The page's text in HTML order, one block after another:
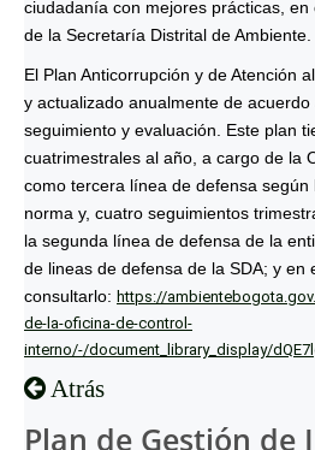
ciudadanía con mejores prácticas,
de la Secretaría Distrital de Ambiente.
El Plan Anticorrupción y de Atención
y actualizado anualmente de
seguimiento y evaluación. Este plan
cuatrimestrales al año, a cargo de la
como tercera línea de defensa según
norma y, cuatro seguimientos
la segunda línea de defensa de la
de lineas de defensa de la SDA; y en
consultarlo: https://
de-la-oficina-de-control-
interno/-/document_library_display/
Atrás
Plan de Gestión de